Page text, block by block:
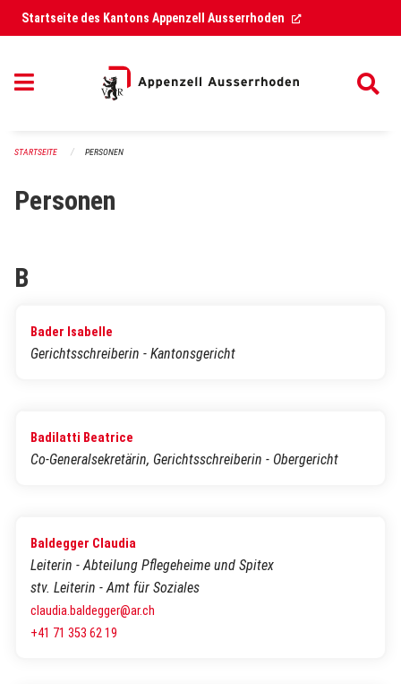
Navigation überspringen
Startseite des Kantons Appenzell Ausserrhoden (External Link)
STARTSEITE PERSONEN
Personen
B
Bader Isabelle
Gerichtsschreiberin - Kantonsgericht
Badilatti Beatrice
Co-Generalsekretärin, Gerichtsschreiberin - Obergericht
Baldegger Claudia
Leiterin - Abteilung Pflegeheime und Spitex
stv. Leiterin - Amt für Soziales
claudia.baldegger@ar.ch
+41 71 353 62 19